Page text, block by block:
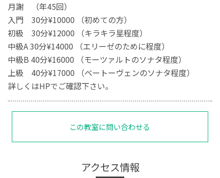
月謝 （年45回）
入門 30分¥10000 （初めての方）
初級 30分¥12000 （キラキラ星程度）
中級A 30分¥14000 （エリーゼのために程度）
中級B 40分¥16000 （モーツァルトのソナタ程度）
上級 40分¥17000 （ベートーヴェンのソナタ程度）
詳しくはHPでご確認下さい。
この教室に問い合わせる
アクセス情報